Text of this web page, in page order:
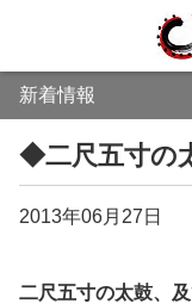
新着情報
◆二尺五寸の
2013年06月27日
二尺五寸の太鼓、